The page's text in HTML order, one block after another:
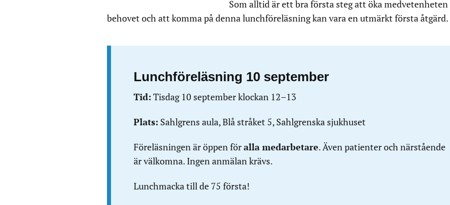
Som alltid är ett bra första steg att öka
behovet och att komma på denna lunchföreläsning kan vara en utmärkt första åtgärd.
Lunchföreläsning 10 september
Tid: Tisdag 10 september klockan 12–13
Plats: Sahlgrens aula, Blå stråket 5, Sahlgrenska sjukhuset
Föreläsningen är öppen föralla medarbetare. Även patienter och närstående
är välkomna. Ingen anmälan krävs.
Lunchmacka till de 75 första!